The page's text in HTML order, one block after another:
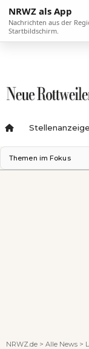
NRWZ als App
Nachrichten aus der
Startbildschirm.
Themen im Fokus
NRWZ.de > Alle News >